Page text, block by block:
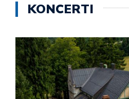
KONCERTI